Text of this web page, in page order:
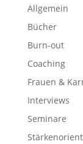
Allgemein
Bücher
Burn-out
Coaching
Frauen &
Interviews
Seminare